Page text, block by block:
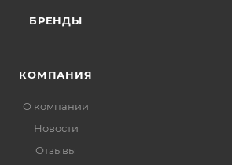
БРЕНДЫ
КОМПАНИЯ
О компании
Новости
Отзывы